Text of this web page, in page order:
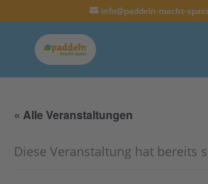
info@paddeln-macht-
« Alle Veranstaltungen
Diese Veranstaltung hat bereits